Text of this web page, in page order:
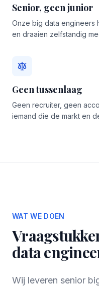
Senior, geen junior
Onze big data engineers
en draaien zelfstandig
Geen tussenlaag
Geen recruiter, geen
iemand die de markt en
WAT WE DOEN
data
Wij leveren senior